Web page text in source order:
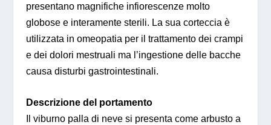
presentano magnifiche infiorescenze molto
globose e interamente sterili. La sua corteccia è
utilizzata in omeopatia per il trattamento dei crampi
e dei dolori mestruali ma l’ingestione delle bacche
causa disturbi gastrointestinali.
Descrizione del portamento
Il viburno palla di neve si presenta come arbusto a